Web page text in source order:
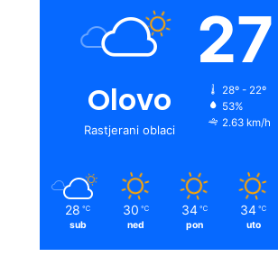
Olovo
Rastjerani oblaci
27
28º - 22º
53%
2.63 km/h
28 ℃
sub
30 ℃
ned
34 ℃
pon
34 ℃
uto